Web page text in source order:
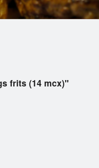
frits (14 mcx)"